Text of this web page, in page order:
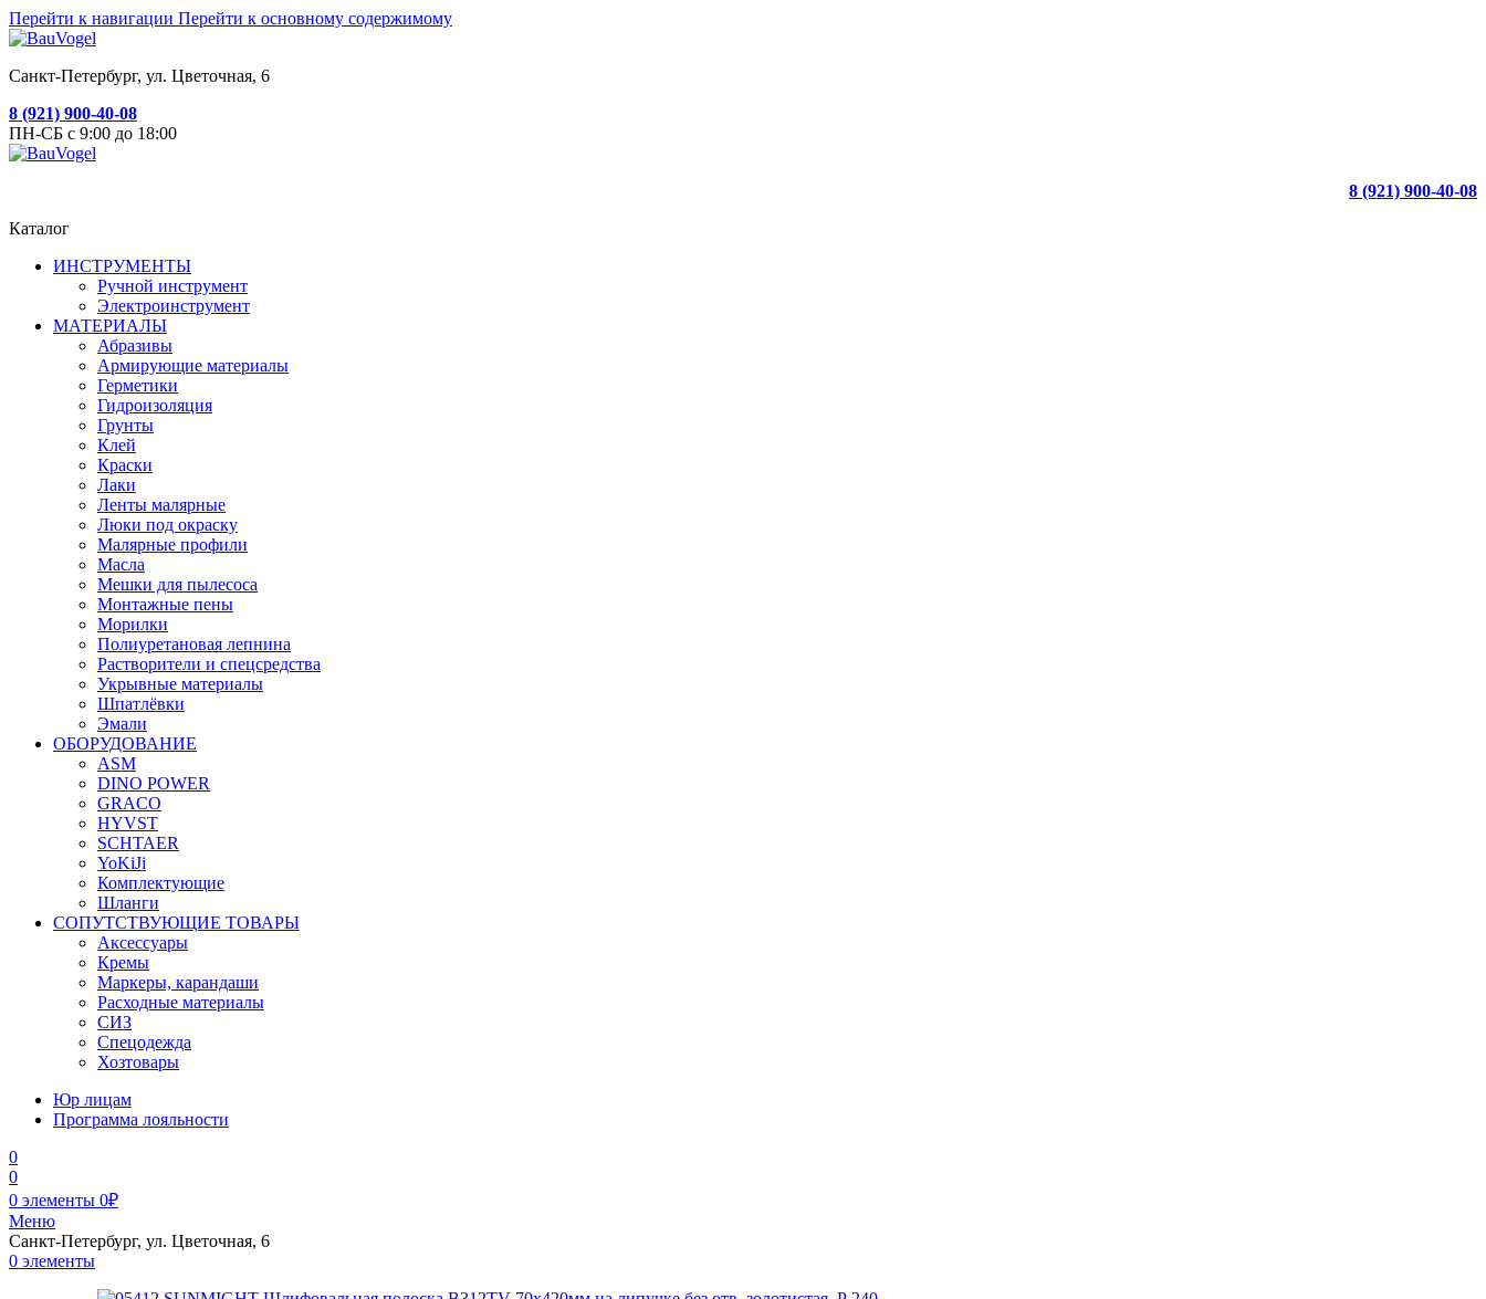
Перейти к навигации Перейти к основному содержимому
Санкт-Петербург, ул. Цветочная, 6
8 (921) 900-40-08
ПН-СБ с 9:00 до 18:00
8 (921) 900-40-08
Каталог
ИНСТРУМЕНТЫ
Ручной инструмент
Электроинструмент
МАТЕРИАЛЫ
Абразивы
Армирующие материалы
Герметики
Гидроизоляция
Грунты
Клей
Краски
Лаки
Ленты малярные
Люки под окраску
Малярные профили
Масла
Мешки для пылесоса
Монтажные пены
Морилки
Полиуретановая лепнина
Растворители и спецсредства
Укрывные материалы
Шпатлёвки
Эмали
ОБОРУДОВАНИЕ
ASM
DINO POWER
GRACO
HYVST
SCHTAER
YoKiJi
Комплектующие
Шланги
СОПУТСТВУЮЩИЕ ТОВАРЫ
Аксессуары
Кремы
Маркеры, карандаши
Расходные материалы
СИЗ
Спецодежда
Хозтовары
Юр лицам
Программа лояльности
0
0
0 элементы 0₽
Меню
Санкт-Петербург, ул. Цветочная, 6
0 элементы